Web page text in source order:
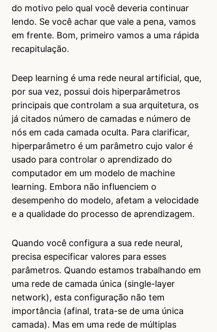
do motivo pelo qual você deveria continuar
lendo. Se você achar que vale a pena, vamos
em frente. Bom, primeiro vamos a uma rápida
recapitulação.
Deep learning é uma rede neural artificial, que,
por sua vez, possui dois hiperparâmetros
principais que controlam a sua arquitetura, os
já citados número de camadas e número de
nós em cada camada oculta. Para clarificar,
hiperparâmetro é um parâmetro cujo valor é
usado para controlar o aprendizado do
computador em um modelo de machine
learning. Embora não influenciem o
desempenho do modelo, afetam a velocidade
e a qualidade do processo de aprendizagem.
Quando você configura a sua rede neural,
precisa especificar valores para esses
parâmetros. Quando estamos trabalhando em
uma rede de camada única (single-layer
network), esta configuração não tem
importância (afinal, trata-se de uma única
camada). Mas em uma rede de múltiplas